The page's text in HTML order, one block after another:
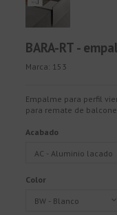
BARA-RT -
Marca: 153
Empalme para perfil
para remate de
Acabado
Color